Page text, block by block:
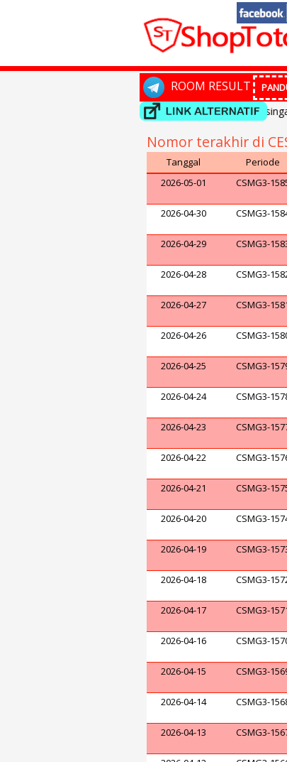
ROOM RESULT
Selamat datang di ShopToto...Result
Nomor terakhir di
Tanggal Periode
2026-05-01
CSMG3-
2026-04-30 CSMG3-
2026-04-29 CSMG3-
2026-04-28 CSMG3-
2026-04-27 CSMG3-
2026-04-26 CSMG3-
2026-04-25 CSMG3-
2026-04-24 CSMG3-
2026-04-23 CSMG3-
2026-04-22 CSMG3-
2026-04-21 CSMG3-
2026-04-20 CSMG3-
2026-04-19 CSMG3-
2026-04-18 CSMG3-
2026-04-17 CSMG3-
2026-04-16 CSMG3-
2026-04-15 CSMG3-
2026-04-14 CSMG3-
2026-04-13 CSMG3-